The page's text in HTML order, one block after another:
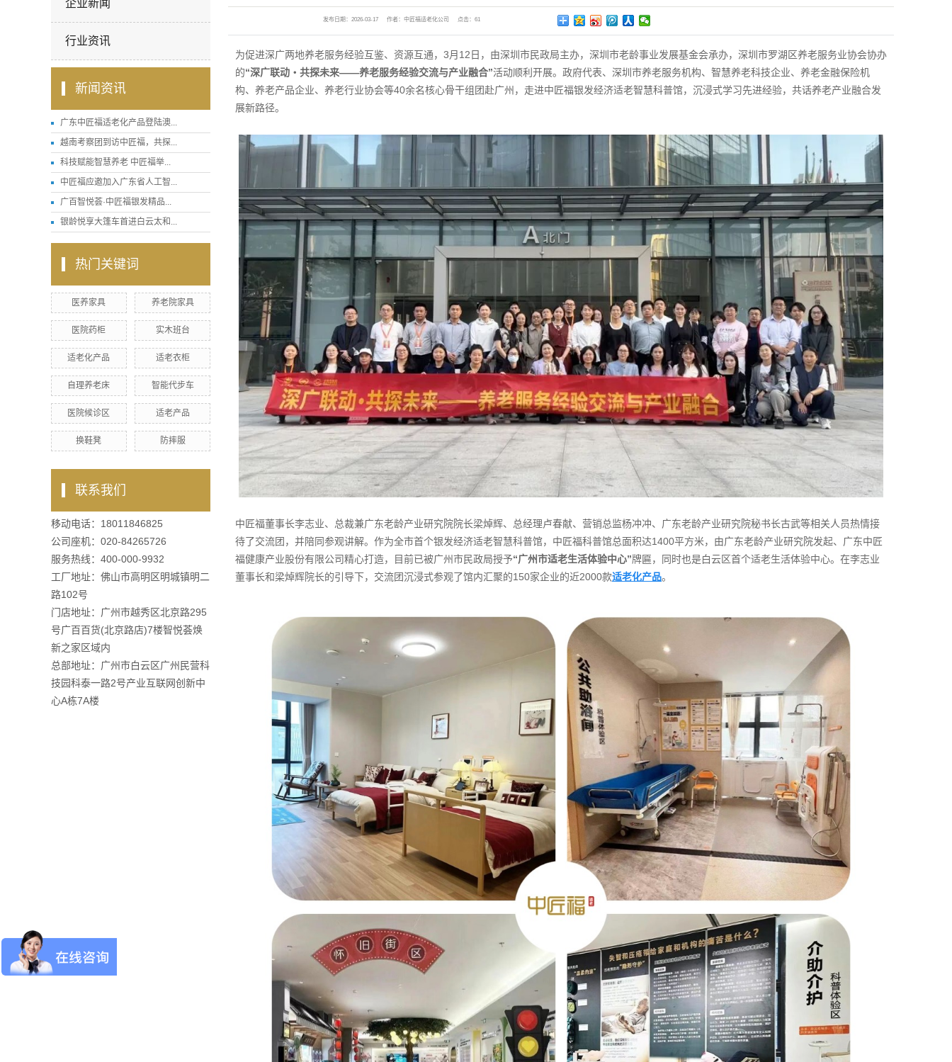
企业新闻
行业资讯
新闻资讯
广东中匠福适老化产品登陆澳...
越南考察团到访中匠福，共探...
科技赋能智慧养老 中匠福举...
中匠福应邀加入广东省人工智...
广百智悦荟·中匠福银发精品...
银龄悦享大篷车首进白云太和...
热门关键词
医养家具 养老院家具
医院药柜 实木班台
适老化产品 适老衣柜
自理养老床 智能代步车
医院候诊区 适老产品
换鞋凳 防摔服
联系我们
移动电话：18011846825
公司座机：020-84265726
服务热线：400-000-9932
工厂地址：佛山市高明区明城镇明二
路102号
门店地址：广州市越秀区北京路295
号广百百货(北京路店)7楼智悦荟焕
新之家区域内
总部地址：广州市白云区广州民营科
技园科泰一路2号产业互联网创新中
心A栋7A楼
发布日期： 2026-03-17 作者： 中匠福适老化公司 点击： 61
为促进深广两地养老服务经验互鉴、资源互通，3月12日，由深圳市民政局主办，深圳市老龄事业发展基金会承办，深圳市罗湖区养老服务业协会协办
的“深广联动・共探未来——养老服务经验交流与产业融合”活动顺利开展。政府代表、深圳市养老服务机构、智慧养老科技企业、养老金融保险机
构、养老产品企业、养老行业协会等40余名核心骨干组团赴广州，走进中匠福银发经济适老智慧科普馆，沉浸式学习先进经验，共话养老产业融合发
展新路径。
中匠福董事长李志业、总裁兼广东老龄产业研究院院长梁焯辉、总经理卢春献、营销总监杨冲冲、广东老龄产业研究院秘书长古武等相关人员热情接
待了交流团，并陪同参观讲解。作为全市首个银发经济适老智慧科普馆，中匠福科普馆总面积达1400平方米，由广东老龄产业研究院发起、广东中匠
福健康产业股份有限公司精心打造，目前已被广州市民政局授予“广州市适老生活体验中心”牌匾，同时也是白云区首个适老生活体验中心。在李志业
董事长和梁焯辉院长的引导下，交流团沉浸式参观了馆内汇聚的150家企业的近2000款适老化产品。